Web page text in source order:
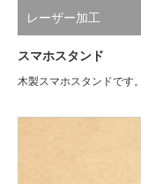
レーザー加工
スマホスタンド
木製スマホスタンドです。